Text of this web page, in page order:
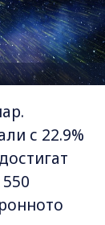
с 22.9%